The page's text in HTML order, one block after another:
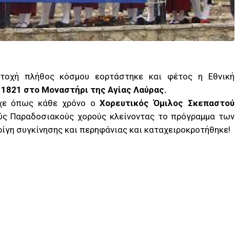
πλήθος κόσμου εορτάστηκε και φέτος η Εθνική
στο Μοναστήρι της Αγίας Λαύρας.
όπως κάθε χρόνο οΧορευτικός Όμιλος Σκεπαστού
Παραδοσιακούς χορούς κλείνοντας το πρόγραμμα των
συγκίνησης και περηφάνιας και καταχειροκροτήθηκε!